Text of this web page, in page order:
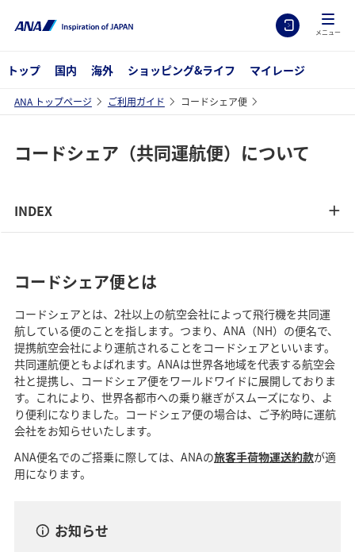
メニュー
トップ 国内 海外 ショッピング&ライフ マイレージ
ANA トップページ ご利用ガイド コードシェア便
コードシェア（共同運航便）について
INDEX
コードシェア便とは
コードシェアとは、2社以上の航空会社によって飛行機を共同運
航している便のことを指します。つまり、ANA（NH）の便名で、
提携航空会社により運航されることをコードシェアといいます。
共同運航便ともよばれます。ANAは世界各地域を代表する航空会
社と提携し、コードシェア便をワールドワイドに展開しておりま
す。これにより、世界各都市への乗り継ぎがスムーズになり、よ
り便利になりました。コードシェア便の場合は、ご予約時に運航
会社をお知らせいたします。
ANA便名でのご搭乗に際しては、ANAの旅客手荷物運送約款が適
用になります。
お知らせ